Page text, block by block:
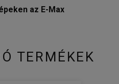
az E-Max
TERMÉKEK